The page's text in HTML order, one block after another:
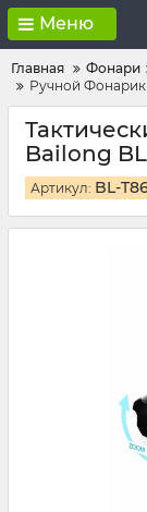
Меню
Главная Фонари
Ручной Фонарик
Bailong
Артикул: BL-